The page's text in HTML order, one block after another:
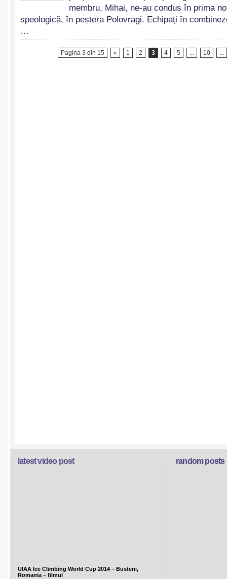
Universitar
Bucuresti
membru, Mihai, ne-au condus în prima
speologică, în peștera Polovragi. Echipați în
…
Pagina 3 din 15 « 1 2 3 4 5 ... 10 ...
random posts
latest video post
UIAA Ice Climbing World Cup 2014 – Busteni,
Romania – filmul